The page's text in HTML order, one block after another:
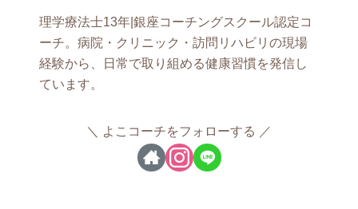
理学療法士13年|銀座コーチングスクール認定コ
ーチ。病院・クリニック・訪問リハビリの現場
経験から、日常で取り組める健康習慣を発信し
ています。
よこコーチをフォローする